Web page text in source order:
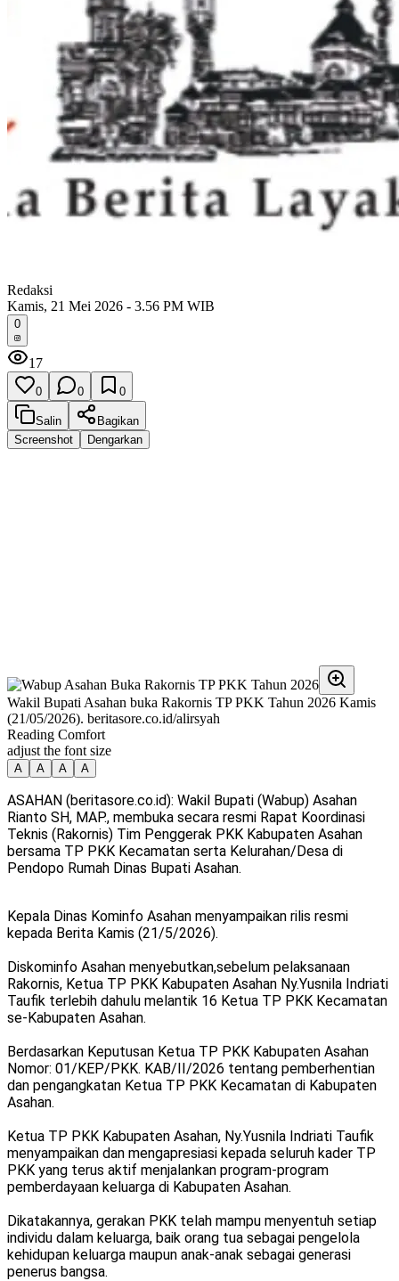
Redaksi
Kamis, 21 Mei 2026 - 3.56 PM WIB
0
17
0 0 0
Salin
Bagikan
Screenshot
Dengarkan
Wakil Bupati Asahan buka Rakornis TP PKK Tahun 2026 Kamis
(21/05/2026). beritasore.co.id/alirsyah
Reading Comfort
adjust the font size
A A A A
ASAHAN (beritasore.co.id): Wakil Bupati (Wabup) Asahan
Rianto SH, MAP., membuka secara resmi Rapat Koordinasi
Teknis (Rakornis) Tim Penggerak PKK Kabupaten Asahan
bersama TP PKK Kecamatan serta Kelurahan/Desa di
Pendopo Rumah Dinas Bupati Asahan.
Kepala Dinas Kominfo Asahan menyampaikan rilis resmi
kepada Berita Kamis (21/5/2026).
Diskominfo Asahan menyebutkan,sebelum pelaksanaan
Rakornis, Ketua TP PKK Kabupaten Asahan Ny.Yusnila Indriati
Taufik terlebih dahulu melantik 16 Ketua TP PKK Kecamatan
se-Kabupaten Asahan.
Berdasarkan Keputusan Ketua TP PKK Kabupaten Asahan
Nomor: 01/KEP/PKK. KAB/II/2026 tentang pemberhentian
dan pengangkatan Ketua TP PKK Kecamatan di Kabupaten
Asahan.
Ketua TP PKK Kabupaten Asahan, Ny.Yusnila Indriati Taufik
menyampaikan dan mengapresiasi kepada seluruh kader TP
PKK yang terus aktif menjalankan program-program
pemberdayaan keluarga di Kabupaten Asahan.
Dikatakannya, gerakan PKK telah mampu menyentuh setiap
individu dalam keluarga, baik orang tua sebagai pengelola
kehidupan keluarga maupun anak-anak sebagai generasi
penerus bangsa.